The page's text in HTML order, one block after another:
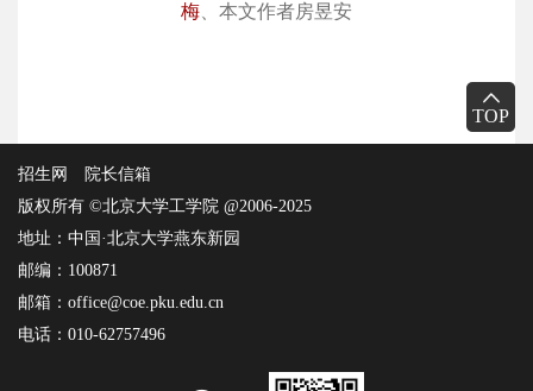
TOP
梅 、本文作者房昱安
招生网
院长信箱
版权所有 ©北京大学工学院 @2006-2025
地址：中国·北京大学燕东新园
邮编：100871
邮箱：office@coe.pku.edu.cn
电话：010-62757496